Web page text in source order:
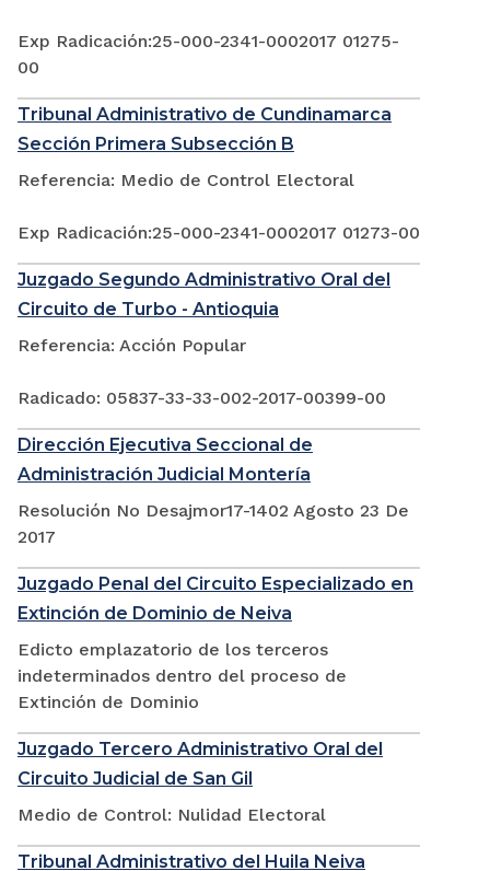
Exp Radicación:25-000-2341-0002017 01275-
00
Tribunal Administrativo de Cundinamarca
Sección Primera Subsección B
Referencia: Medio de Control Electoral
Exp Radicación:25-000-2341-0002017 01273-00
Juzgado Segundo Administrativo Oral del
Circuito de Turbo - Antioquia
Referencia: Acción Popular
Radicado: 05837-33-33-002-2017-00399-00
Dirección Ejecutiva Seccional de
Administración Judicial Montería
Resolución No Desajmor17-1402 Agosto 23 De
2017
Juzgado Penal del Circuito Especializado en
Extinción de Dominio de Neiva
Edicto emplazatorio de los terceros
indeterminados dentro del proceso de
Extinción de Dominio
Juzgado Tercero Administrativo Oral del
Circuito Judicial de San Gil
Medio de Control: Nulidad Electoral
Tribunal Administrativo del Huila Neiva